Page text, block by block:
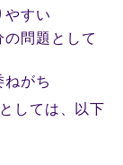
やすい
問題として
がち
しては、以下